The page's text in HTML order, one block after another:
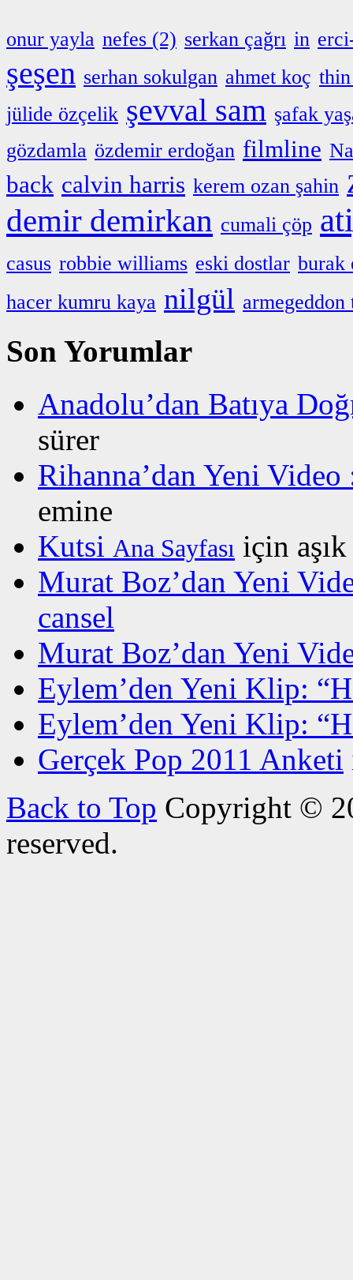
onur yayla nefes (2) serkan çağrı in
şeşen serhan sokulgan ahmet koç
jülide özçelik şevval sam şafak
gözdamla özdemir erdoğan filmline
back calvin harris kerem ozan şahin
demir demirkan cumali çöp
casus robbie williams eski dostlar burak
hacer kumru kaya nilgül armegeddon
Son Yorumlar
Anadolu’dan Batıya
sürer
Rihanna’dan Yeni
emine
Kutsi Ana Sayfası için aşık
Murat Boz’dan Yeni
cansel
Murat Boz’dan Yeni
Eylem’den Yeni Klip:
Eylem’den Yeni Klip:
Gerçek Pop 2011 Anketi
Back to Top Copyright ©
reserved.